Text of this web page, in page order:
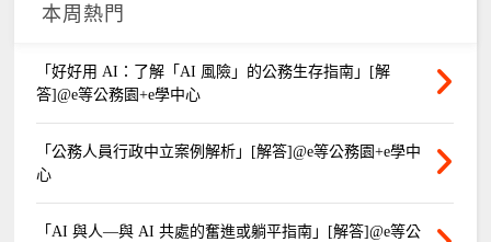
本周熱門
「好好用 AI：了解「AI 風險」的公務生存指南」[解
答]@e等公務園+e學中心
「公務人員行政中立案例解析」[解答]@e等公務園+e學中
心
「AI 與人—與 AI 共處的奮進或躺平指南」[解答]@e等公